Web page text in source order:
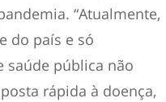
“Atualmente,
do país e só
saúde pública não
rápida à doença,